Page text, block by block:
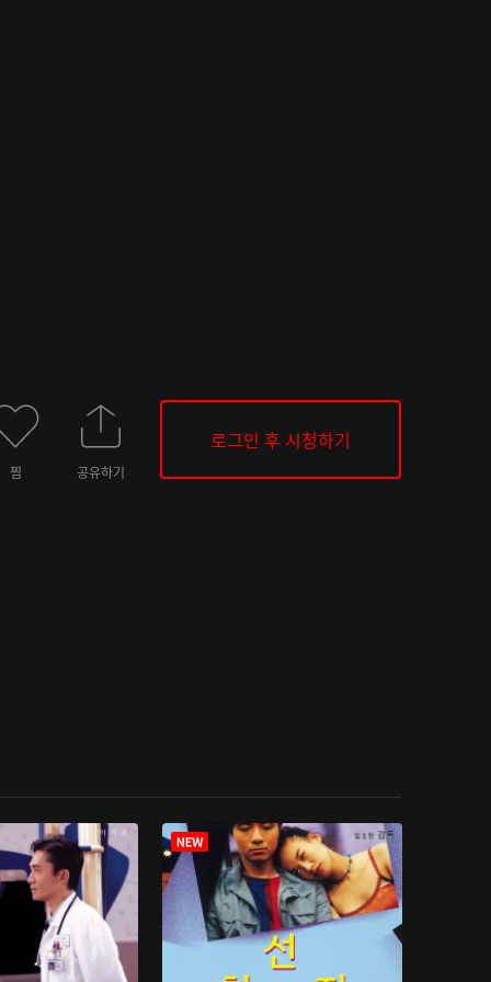
찜 공유하기
로그인 후 시청하기